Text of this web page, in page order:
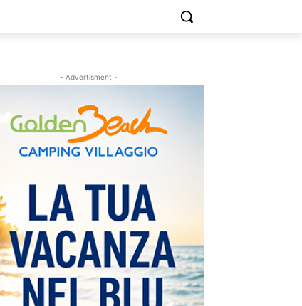
- Advertisment -